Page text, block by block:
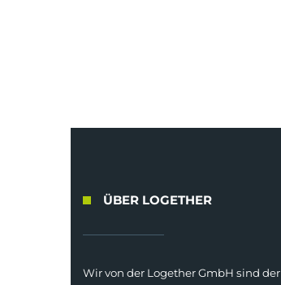
ÜBER LOGETHER
Wir von der Logether GmbH sind der